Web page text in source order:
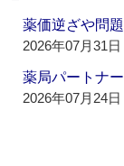
薬価逆ざや問
2026年07月31日
薬局パートナ
2026年07月24日